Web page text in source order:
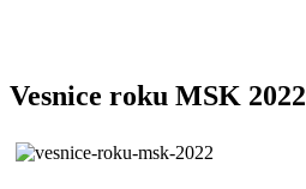
Vesnice roku MSK 2022